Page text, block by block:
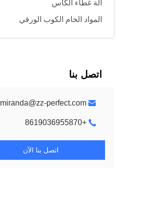
آلة غطاء الكأس
المواد الخام الكوب الورقي
اتصل بنا
miranda@zz-perfect.com
+8619036955870
اتصل بنا الآن